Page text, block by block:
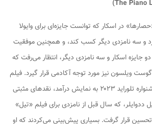
در اسکار که توانست جایزه‌ای برای وایولا
و سه نامزدی دیگر کسب کند، و همچنین موفقیت
جایزه اسکار و سه نامزدی دیگر، انتظار می‌رفت که
ویلسون نیز مورد توجه آکادمی قرار گیرد. فیلم
«درس پیانو» که در جشنواره تلوراید ۲۰۲۳ به نمایش درآمد، نقدهای مثبتی
ددوایلر، که سال قبل از نامزدی برای فیلم «تیل»
قرار گرفت. بسیاری پیش‌بینی می‌کردند که او